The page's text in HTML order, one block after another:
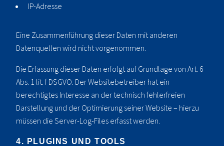
IP-Adresse
Eine Zusammenführung dieser Daten mit anderen
Datenquellen wird nicht vorgenommen.
Die Erfassung dieser Daten erfolgt auf Grundlage von Art. 6
Abs. 1 lit. f DSGVO. Der Websitebetreiber hat ein
berechtigtes Interesse an der technisch fehlerfreien
Darstellung und der Optimierung seiner Website – hierzu
müssen die Server-Log-Files erfasst werden.
4. PLUGINS UND TOOLS